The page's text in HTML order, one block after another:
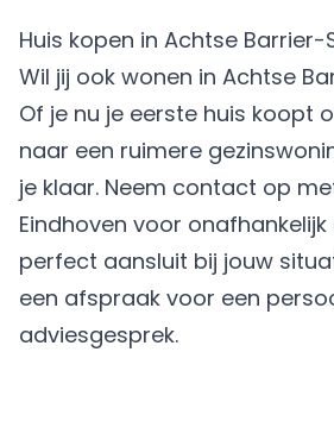
Huis kopen in Achtse
Wil jij ook wonen in Achtse
Of je nu je eerste huis koopt
naar een ruimere
je klaar. Neem contact op
Eindhoven voor
perfect aansluit bij jouw
een afspraak voor een
adviesgesprek.